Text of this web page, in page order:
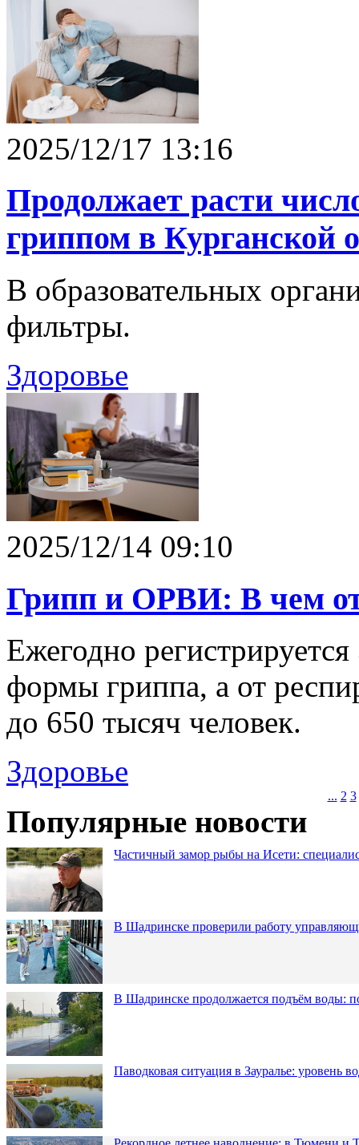
2025/12/17 13:16
Продолжает расти
гриппом в Курганской
В образовательных
фильтры.
Здоровье
2025/12/14 09:10
Грипп и ОРВИ: В чем
Ежегодно
формы гриппа, а от
до 650 тысяч человек.
Здоровье
... 2 3
Популярные новости
Частичный замор рыбы на Исети:
В Шадринске проверили работу
В Шадринске продолжается подъём воды:
Паводковая ситуация в Зауралье: уровень